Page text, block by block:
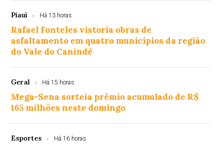
Piauí Há 13 horas
Rafael Fonteles vistoria obras de
asfaltamento em quatro municípios da região
do Vale do Canindé
Geral Há 15 horas
Mega-Sena sorteia prêmio acumulado de R$
165 milhões neste domingo
Esportes Há 16 horas